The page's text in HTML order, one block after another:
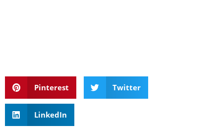
Pinterest Twitter
LinkedIn